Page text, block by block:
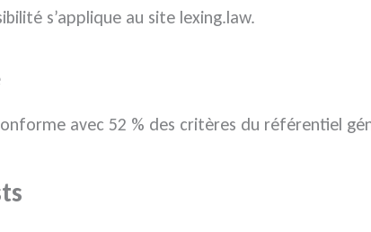
s’applique au site lexing.law.
avec 52 % des critères du référentiel